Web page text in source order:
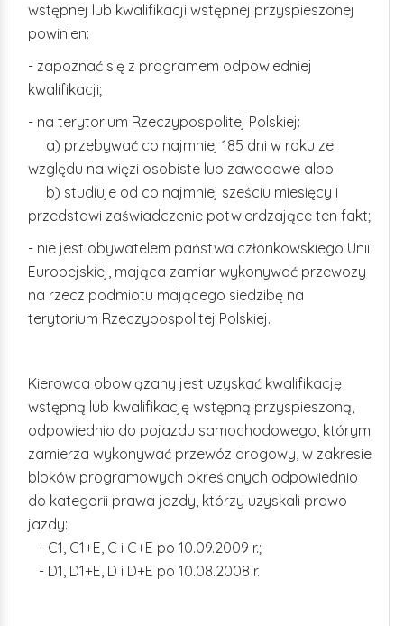
wstępnej lub kwalifikacji wstępnej przyspieszonej
powinien:
- zapoznać się z programem odpowiedniej
kwalifikacji;
- na terytorium Rzeczypospolitej Polskiej:
a) przebywać co najmniej 185 dni w roku ze
względu na więzi osobiste lub zawodowe albo
b) studiuje od co najmniej sześciu miesięcy i
przedstawi zaświadczenie potwierdzające ten fakt;
- nie jest obywatelem państwa członkowskiego Unii
Europejskiej, mająca zamiar wykonywać przewozy
na rzecz podmiotu mającego siedzibę na
terytorium Rzeczypospolitej Polskiej.
Kierowca obowiązany jest uzyskać kwalifikację
wstępną lub kwalifikację wstępną przyspieszoną,
odpowiednio do pojazdu samochodowego, którym
zamierza wykonywać przewóz drogowy, w zakresie
bloków programowych określonych odpowiednio
do kategorii prawa jazdy, którzy uzyskali prawo
jazdy:
- C1, C1+E, C i C+E po 10.09.2009 r.;
- D1, D1+E, D i D+E po 10.08.2008 r.